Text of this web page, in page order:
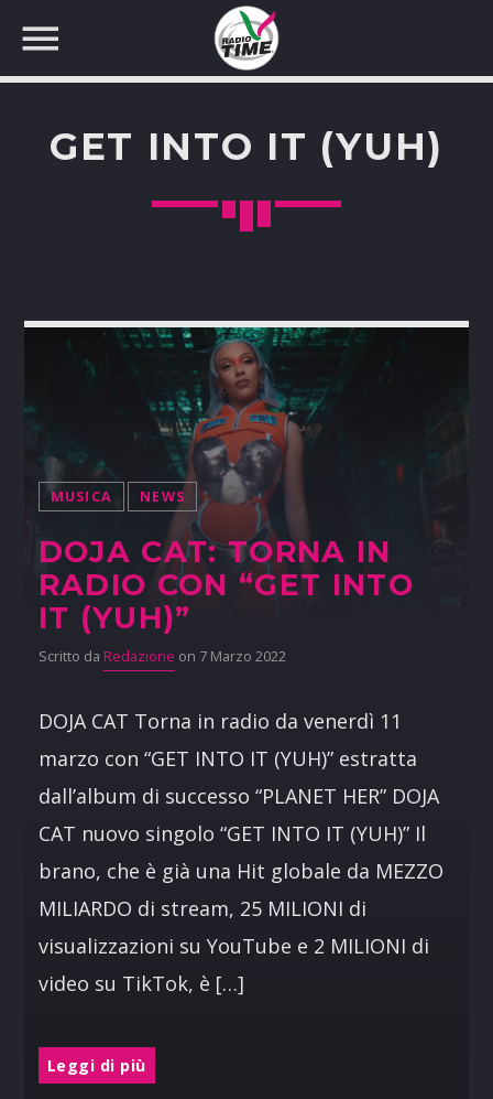
GET INTO IT (YUH)
MUSICA NEWS
DOJA CAT: TORNA IN
RADIO CON “GET INTO
IT (YUH)”
Scritto da Redazione on 7 Marzo 2022
DOJA CAT Torna in radio da venerdì 11
marzo con “GET INTO IT (YUH)” estratta
dall’album di successo “PLANET HER” DOJA
CAT nuovo singolo “GET INTO IT (YUH)” Il
brano, che è già una Hit globale da MEZZO
MILIARDO di stream, 25 MILIONI di
visualizzazioni su YouTube e 2 MILIONI di
video su TikTok, è […]
Leggi di più